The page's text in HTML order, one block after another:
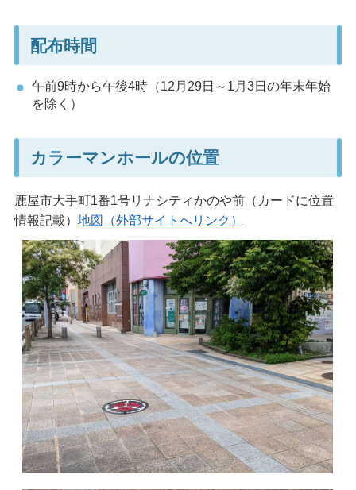
配布時間
午前9時から午後4時（12月29日～1月3日の年末年始
を除く）
カラーマンホールの位置
鹿屋市大手町1番1号リナシティかのや前（カードに位置
情報記載） 地図（外部サイトへリンク）